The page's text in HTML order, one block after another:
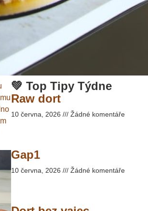
💚 Top Tipy Týdne
Raw dort
10 června, 2026 Žádné komentáře
Gap1
10 června, 2026 Žádné komentáře